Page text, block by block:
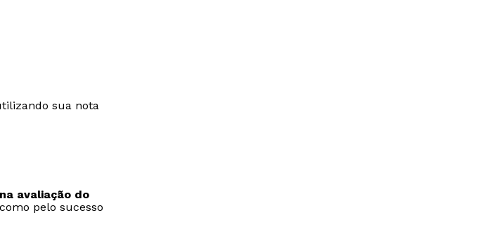
sua nota
avaliação do
pelo sucesso